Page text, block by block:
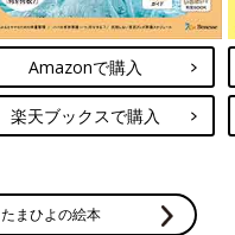
Amazonで購入
楽天ブックスで購入
たまひよの絵本